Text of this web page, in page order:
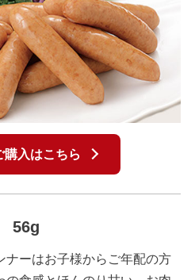
購入はこちら
56g
ナーはお子様からご年配の方